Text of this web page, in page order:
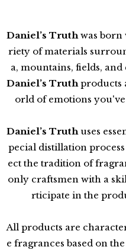
Daniel’s Truthwas born
riety of materials
a, mountains, fields,
Daniel’s Truthproducts
orld of emotions
Daniel’s Truthuses
pecial distillation
ect the tradition of
only craftsmen with a
rticipate in the
All products are
e fragrances based on